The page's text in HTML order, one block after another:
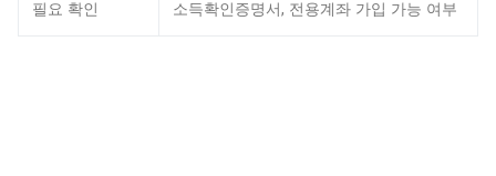
필요 확인 소득확인증명서, 전용계좌 가입 가능 여부